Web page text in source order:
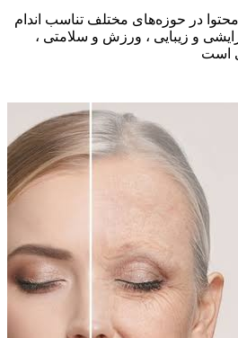
محتوا در حوزه‌های مختلف تناسب اندام
و زیبایی ، ورزش و سلامتی ،
است